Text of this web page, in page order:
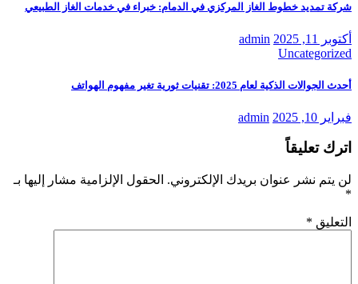
شركة تمديد خطوط الغاز المركزي في الدمام: خبراء في خدمات الغاز الطبيعي
أكتوبر 11, 2025
admin
Uncategorized
أحدث الجوالات الذكية لعام 2025: تقنيات ثورية تغير مفهوم الهواتف
فبراير 10, 2025 admin
اترك تعليقاً
لن يتم نشر عنوان بريدك الإلكتروني. الحقول الإلزامية مشار إليها بـ
*
التعليق *